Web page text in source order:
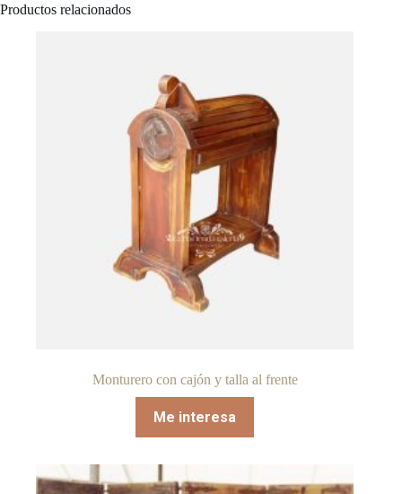
Productos relacionados
Monturero con cajón y talla al frente
Me interesa